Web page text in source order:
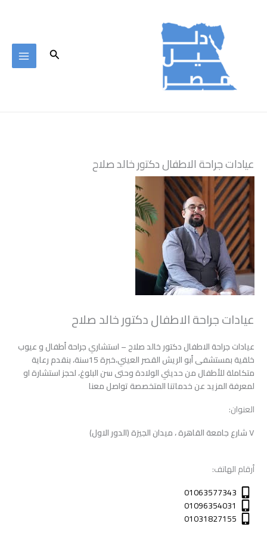
البحث
عيادات جراحة الاطفال دكتور خالد صلاح
عيادات جراحة الاطفال دكتور خالد صلاح
عيادات جراحة الاطفال دكتور خالد صلاح – استشاري جراحة أطفال و عيوب
خلقية بمستشفى أبو الريش القصر العيني،خبرة 15سنة، بنقدم رعاية
متكاملة للأطفال من حديثي الولادة وحتى سن البلوغ، لحجز استشارة او
لمعرفة المزيد عن خدماتنا المتخصصة تواصل معنا
العنوان:
٧ شارع جامعة القاهرة ، ميدان الجيزة (الدور الاول)
أرقام الهاتف:
01063577343
01096354031
01031827155